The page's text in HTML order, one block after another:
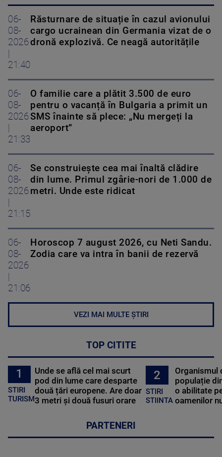
06-
08-
2026
21:40
Răsturnare de situație în cazul avionului
cargo ucrainean din Germania vizat de o
dronă explozivă. Ce neagă autoritățile
06-
08-
2026
21:33
O familie care a plătit 3.500 de euro
pentru o vacanță în Bulgaria a primit un
SMS înainte să plece: „Nu mergeți la
aeroport”
06-
08-
2026
21:15
Se construiește cea mai înaltă clădire
din lume. Primul zgârie-nori de 1.000 de
metri. Unde este ridicat
06-
08-
2026
21:06
Horoscop 7 august 2026, cu Neti Sandu.
Zodia care va intra în banii de rezervă
VEZI MAI MULTE ȘTIRI
TOP CITITE
1
STIRI
TURISM
Unde se află cel mai scurt
pod din lume care desparte
două țări europene. Are doar
3 metri și două fusuri orare
2
STIRI
STIINTA
Organismul
populație
o abilitate
oamenilor
PARTENERI